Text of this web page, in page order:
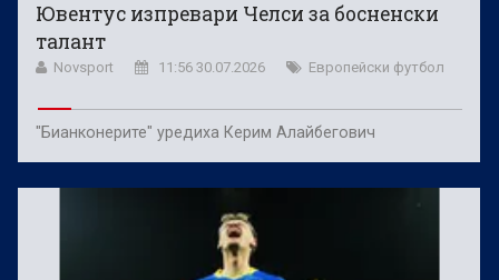
Ювентус изпревари Челси за босненски
талант
Novsport 11:56 30.07.2026 Европейски футбол
"Бианконерите" уредиха Керим Алайбегович